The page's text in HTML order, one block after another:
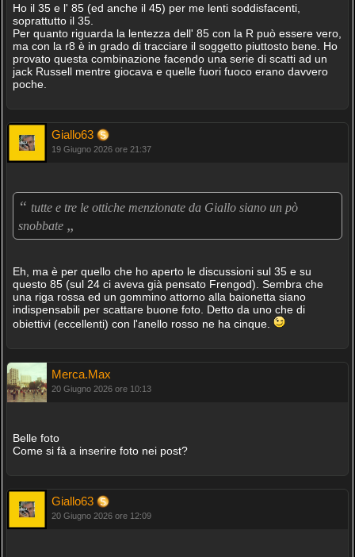
Ho il 35 e l' 85 (ed anche il 45) per me lenti soddisfacenti,
soprattutto il 35.
Per quanto riguarda la lentezza dell' 85 con la R può essere vero,
ma con la r8 è in grado di tracciare il soggetto piuttosto bene. Ho
provato questa combinazione facendo una serie di scatti ad un
jack Russell mentre giocava e quelle fuori fuoco erano davvero
poche.
Giallo63
19 Giugno 2026 ore 21:37
“ tutte e tre le ottiche menzionate da Giallo siano un pò
snobbate „
Eh, ma è per quello che ho aperto le discussioni sul 35 e su
questo 85 (sul 24 ci aveva già pensato Frengod). Sembra che
una riga rossa ed un gommino attorno alla baionetta siano
indispensabili per scattare buone foto. Detto da uno che di
obiettivi (eccellenti) con l'anello rosso ne ha cinque.
Merca.Max
20 Giugno 2026 ore 10:13
Belle foto
Come si fà a inserire foto nei post?
Giallo63
20 Giugno 2026 ore 12:09